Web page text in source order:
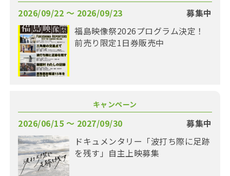
2026/09/22 〜 2026/09/23
募集中
福島映像祭2026プログラム決定！
前売り限定1日券販売中
キャンペーン
2026/06/15 〜 2027/09/30
募集中
ドキュメンタリー「波打ち際に足跡
を残す」自主上映募集